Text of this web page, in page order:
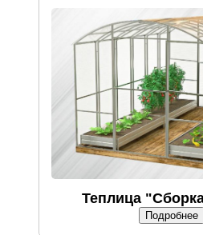
Теплица
Подробнее